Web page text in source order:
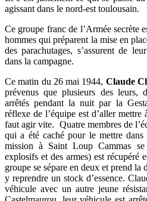
agissant dans le nord-est toulousain.
Ce groupe franc de l’Armée secrète
hommes qui préparent la mise en
des parachutages, s’assurent de
dans la campagne.
Ce matin du 26 mai 1944, Claude
prévenus que plusieurs des leurs,
arrêtés pendant la nuit par la
réflexe de l’équipe est d’aller
faut agir vite. Quatre membres de
qui a été caché pour le mettre
mission à Saint Loup Cammas
explosifs et des armes) est récupéré
groupe se sépare en deux et prend
y reprendre un stock d’essence.
véhicule avec un autre jeune